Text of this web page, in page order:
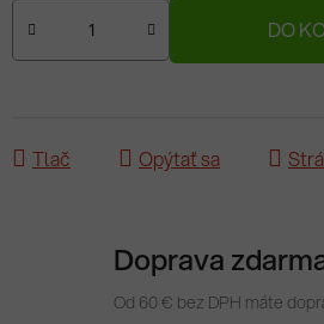
DO
Tlač Opýtať sa
Doprava
Od 60 € bez DPH máte